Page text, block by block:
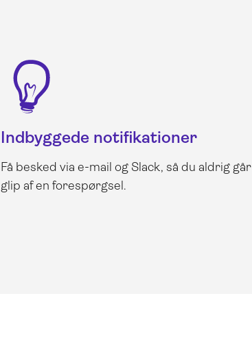
Indbyggede notifikationer
Få besked via e-mail og Slack, så du aldrig går
glip af en forespørgsel.